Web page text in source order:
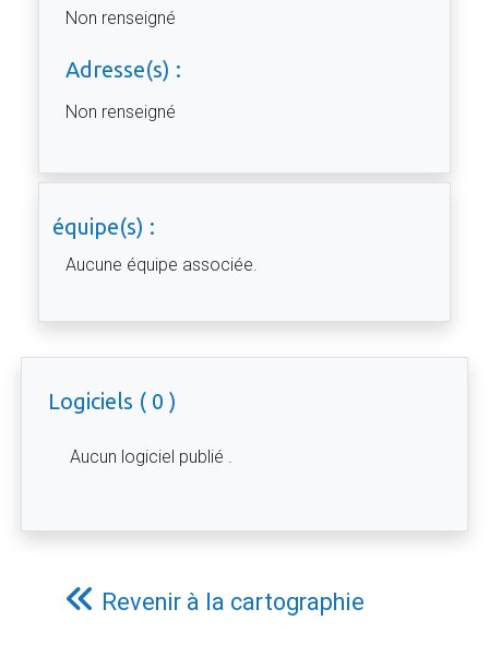
Non renseigné
Adresse(s) :
Non renseigné
équipe(s) :
Aucune équipe associée.
Logiciels ( 0 )
Aucun logiciel publié .
Revenir à la cartographie